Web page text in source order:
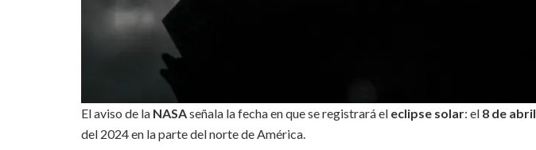
El aviso de la NASAseñala la fecha en que se registrará el eclipse solar: el 8 de abril,
del 2024 en la parte del norte de América.